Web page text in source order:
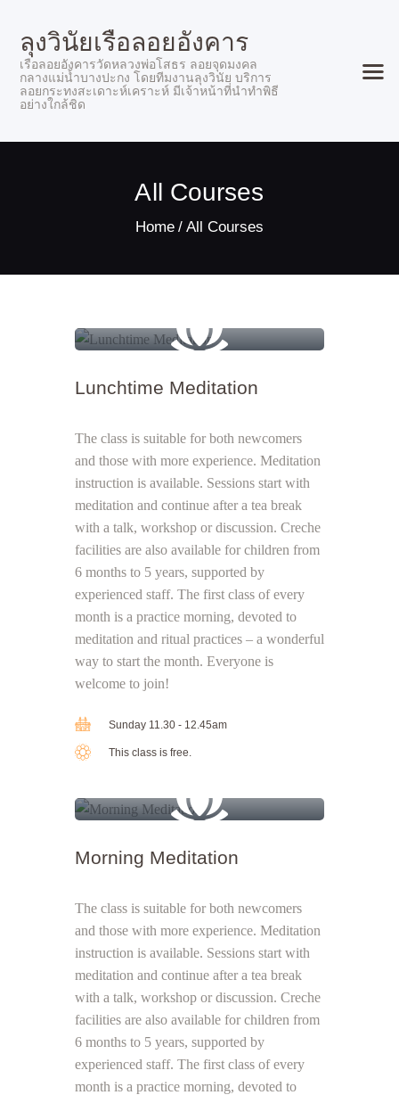
ลุงวินัยเรือลอยอังคาร
เรือลอยอังคารวัดหลวงพ่อโสธร ลอยจุดมงคล
กลางแม่น้ำบางปะกง โดยทีมงานลุงวินัย บริการ
ลอยกระทงสะเดาะห์เคราะห์ มีเจ้าหน้าที่นำทำพิธี
อย่างใกล้ชิด
All Courses
Home All Courses
ลูกค้าของเรา
อัตราค่าบริการ
Lunchtime Meditation
The class is suitable for both newcomers
and those with more experience. Meditation
instruction is available. Sessions start with
meditation and continue after a tea break
with a talk, workshop or discussion. Creche
facilities are also available for children from
6 months to 5 years, supported by
experienced staff. The first class of every
month is a practice morning, devoted to
meditation and ritual practices – a wonderful
way to start the month. Everyone is
welcome to join!
Sunday 11.30 - 12.45am
This class is free.
Morning Meditation
The class is suitable for both newcomers
and those with more experience. Meditation
instruction is available. Sessions start with
meditation and continue after a tea break
with a talk, workshop or discussion. Creche
facilities are also available for children from
6 months to 5 years, supported by
experienced staff. The first class of every
month is a practice morning, devoted to